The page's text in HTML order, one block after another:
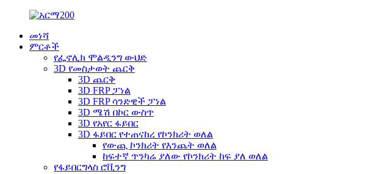
መነሻ
ምርቶች
የፌኖሊክ ሞልዲንግ ውህድ
3D የመስታወት ጨርቅ
3D ጨርቅ
3D FRP ፓነል
3D FRP ሳንድዊች ፓነል
3D ሜሽ በኮር ውስጥ
3D የአየር ፋይበር
3D ፋይበር የተጠናከረ የኮንክሪት ወለል
የውጪ ኮንክሪት የእንጨት ወለል
ከፍተኛ ጥንካሬ ያለው የኮንክሪት ከፍ ያለ ወለል
የፋይበርግላስ ሮቪንግ